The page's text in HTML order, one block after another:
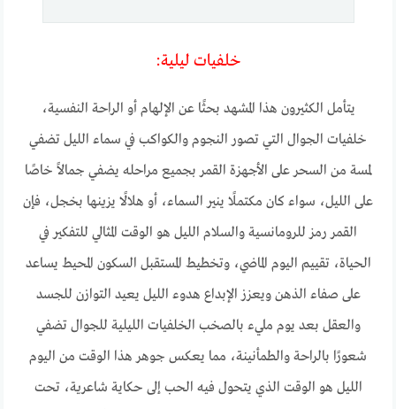
خلفيات ليلية:
يتأمل الكثيرون هذا المشهد بحثًا عن الإلهام أو الراحة النفسية،
خلفيات الجوال التي تصور النجوم والكواكب في سماء الليل تضفي
لمسة من السحر على الأجهزة القمر بجميع مراحله يضفي جمالاً خاصًا
على الليل، سواء كان مكتملًا ينير السماء، أو هلالًا يزينها بخجل، فإن
القمر رمز للرومانسية والسلام الليل هو الوقت المثالي للتفكير في
الحياة، تقييم اليوم الماضي، وتخطيط المستقبل السكون المحيط يساعد
على صفاء الذهن ويعزز الإبداع هدوء الليل يعيد التوازن للجسد
والعقل بعد يوم مليء بالصخب الخلفيات الليلية للجوال تضفي
شعورًا بالراحة والطمأنينة، مما يعكس جوهر هذا الوقت من اليوم
الليل هو الوقت الذي يتحول فيه الحب إلى حكاية شاعرية، تحت